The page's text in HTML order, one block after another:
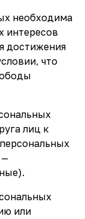
необходима
интересов
достижения
что
лиц к
—
или